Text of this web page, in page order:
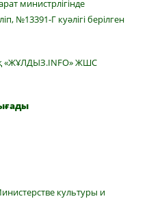
министрлігінде
№13391-Г куәлігі берілген
«ЖҰЛДЫЗ.INFO» ЖШС
культуры и